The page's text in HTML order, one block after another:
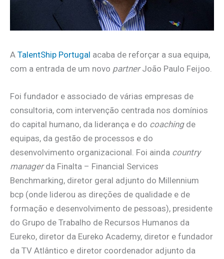
A TalentShip Portugal acaba de reforçar a sua equipa,
com a entrada de um novo partnerJoão Paulo Feijoo.
Foi fundador e associado de várias empresas de
consultoria, com intervenção centrada nos domínios
do capital humano, da liderança e do coachingde
equipas, da gestão de processos e do
desenvolvimento organizacional. Foi ainda country
managerda Finalta – Financial Services
Benchmarking, diretor geral adjunto do Millennium
bcp (onde liderou as direções de qualidade e de
formação e desenvolvimento de pessoas), presidente
do Grupo de Trabalho de Recursos Humanos da
Eureko, diretor da Eureko Academy, diretor e fundador
da TV Atlântico e diretor coordenador adjunto da